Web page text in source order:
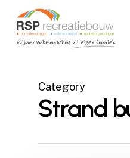
main
Category
Strand